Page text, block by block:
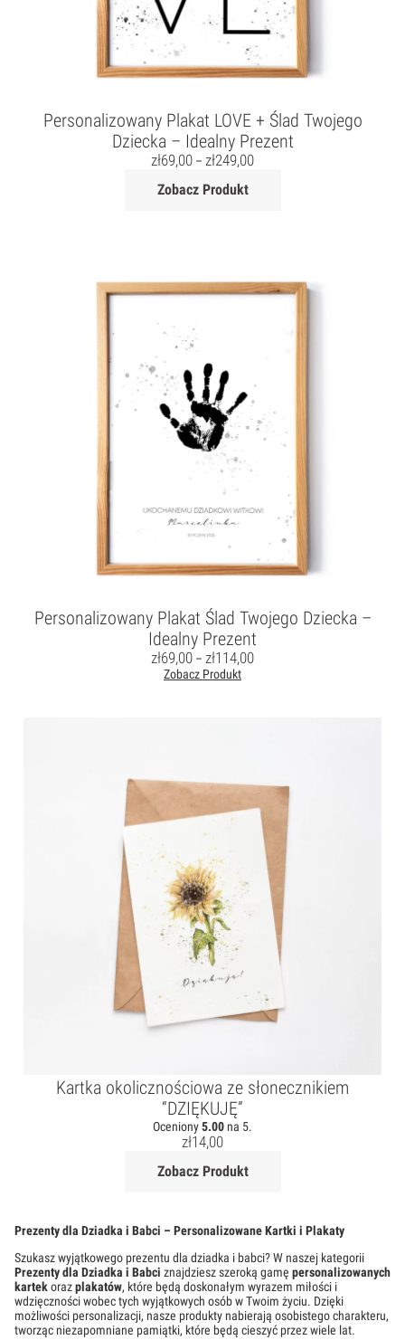
Personalizowany Plakat LOVE + Ślad Twojego
Dziecka – Idealny Prezent
zł69,00 – zł249,00
Zobacz Produkt
Personalizowany Plakat Ślad Twojego Dziecka –
Idealny Prezent
zł69,00 – zł114,00
Zobacz Produkt
Kartka okolicznościowa ze słonecznikiem
“DZIĘKUJĘ”
Oceniony5.00 na 5.
zł14,00
Zobacz Produkt
Prezenty dla Dziadka i Babci – Personalizowane Kartki i Plakaty
Szukasz wyjątkowego prezentu dla dziadka i babci? W naszej kategorii
Prezenty dla Dziadka i Babci znajdziesz szeroką gamę personalizowanych
kartekorazplakatów, które będą doskonałym wyrazem miłości i
wdzięczności wobec tych wyjątkowych osób w Twoim życiu. Dzięki
możliwości personalizacji, nasze produkty nabierają osobistego charakteru,
tworząc niezapomniane pamiątki, które będą cieszyć przez wiele lat.